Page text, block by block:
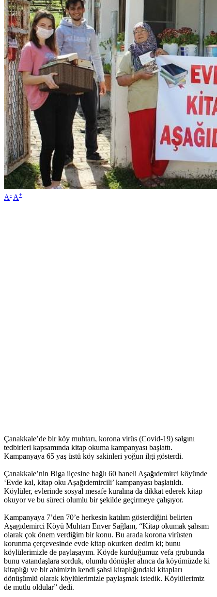
A- A+
Çanakkale’de bir köy muhtarı, korona virüs (Covid-19) salgını
tedbirleri kapsamında kitap okuma kampanyası başlattı.
Kampanyaya 65 yaş üstü köy sakinleri yoğun ilgi gösterdi.
Çanakkale’nin Biga ilçesine bağlı 60 haneli Aşağıdemirci köyünde
‘Evde kal, kitap oku Aşağıdemircili’ kampanyası başlatıldı.
Köylüler, evlerinde sosyal mesafe kuralına da dikkat ederek kitap
okuyor ve bu süreci olumlu bir şekilde geçirmeye çalışıyor.
Kampanyaya 7’den 70’e herkesin katılım gösterdiğini belirten
Aşagıdemirci Köyü Muhtarı Enver Sağlam, “Kitap okumak şahsım
olarak çok önem verdiğim bir konu. Bu arada korona virüsten
korunma çerçevesinde evde kitap okurken dedim ki; bunu
köylülerimizle de paylaşayım. Köyde kurduğumuz vefa grubunda
bunu vatandaşlara sorduk, olumlu dönüşler alınca da köyümüzde ki
kitaplığı ve bir abimizin kendi şahsi kitaplığındaki kitapları
dönüşümlü olarak köylülerimizle paylaşmak istedik. Köylülerimiz
de mutlu oldular” dedi.